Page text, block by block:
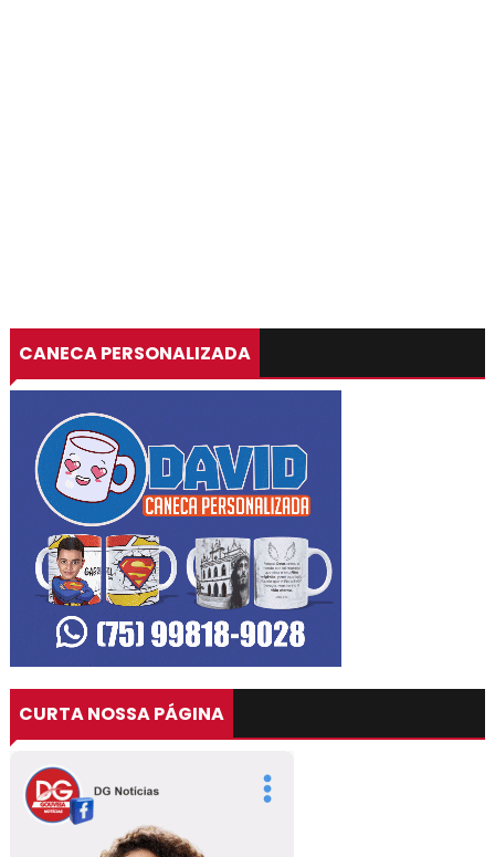
CANECA PERSONALIZADA
CURTA NOSSA PÁGINA